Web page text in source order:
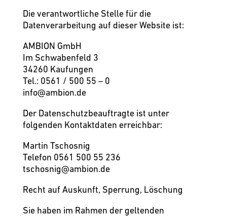
Die verantwortliche Stelle für die
Datenverarbeitung auf dieser Website ist:
AMBION GmbH
Im Schwabenfeld 3
34260 Kaufungen
Tel.: 0561 / 500 55 – 0
info@ambion.de
Der Datenschutzbeauftragte ist unter
folgenden Kontaktdaten erreichbar:
Martin Tschosnig
Telefon 0561 500 55 236
tschosnig@ambion.de
Recht auf Auskunft, Sperrung, Löschung
Sie haben im Rahmen der geltenden